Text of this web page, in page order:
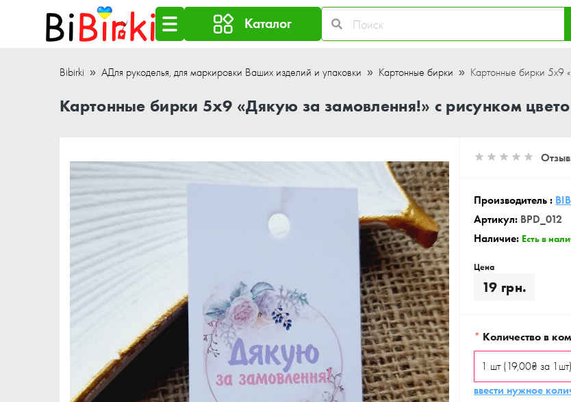
Каталог
Bibirki АДля рукоделья, для маркировки Ваших изделий и упаковки Картонные бирки Картонные бирки 5x9
Картонные бирки 5x9 «Дякую за замовлення!» с рисунком
Производитель :
Артикул: BPD_012
Наличие: Есть в
Цена
19 грн.
* Количество в
ввести нужное